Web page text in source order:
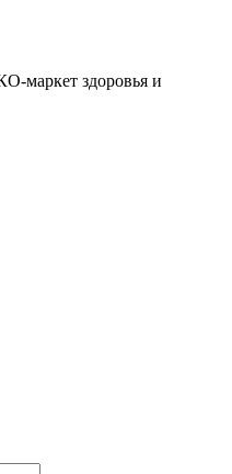
маркет здоровья и